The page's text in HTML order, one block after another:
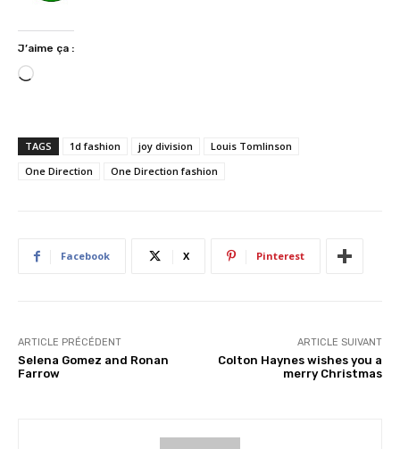
J’aime ça :
C
r
g
e
t
TAGS 1d fashion joy division
Louis Tomlinson
One Direction
One Direction fashion
Facebook X Pinterest
ARTICLE PRÉCÉDENT
Selena Gomez and Ronan
Farrow
ARTICLE SUIVANT
Colton Haynes wishes you a
merry Christmas